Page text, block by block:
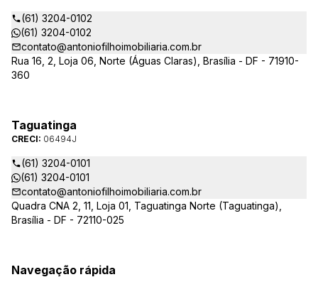
(61) 3204-0102
(61) 3204-0102
contato@antoniofilhoimobiliaria.com.br
Rua 16, 2, Loja 06, Norte (Águas Claras), Brasília - DF - 71910-
360
Taguatinga
CRECI: 06494J
(61) 3204-0101
(61) 3204-0101
contato@antoniofilhoimobiliaria.com.br
Quadra CNA 2, 11, Loja 01, Taguatinga Norte (Taguatinga),
Brasília - DF - 72110-025
Navegação rápida